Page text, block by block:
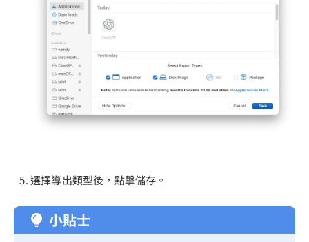
選擇導出類型後，點擊儲存。
小貼士